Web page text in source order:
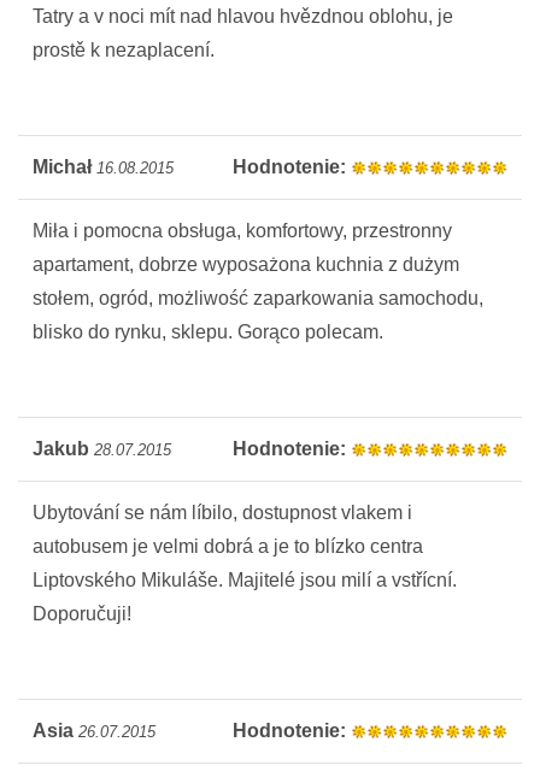
Tatry a v noci mít nad hlavou hvězdnou oblohu, je
prostě k nezaplacení.
Michał 16.08.2015 Hodnotenie:
Miła i pomocna obsługa, komfortowy, przestronny
apartament, dobrze wyposażona kuchnia z dużym
stołem, ogród, możliwość zaparkowania samochodu,
blisko do rynku, sklepu. Gorąco polecam.
Jakub 28.07.2015 Hodnotenie:
Ubytování se nám líbilo, dostupnost vlakem i
autobusem je velmi dobrá a je to blízko centra
Liptovského Mikuláše. Majitelé jsou milí a vstřícní.
Doporučuji!
Asia 26.07.2015 Hodnotenie: